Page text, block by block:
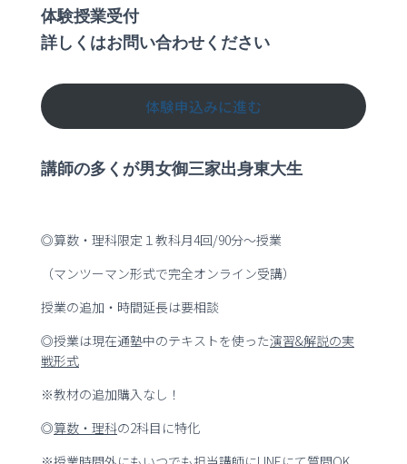
体験授業受付
詳しくはお問い合わせください
体験申込みに進む
講師の多くが男女御三家出身東大生
◎算数・理科限定１教科月4回/90分～授業
（マンツーマン形式で完全オンライン受講）
授業の追加・時間延長は要相談
◎授業は現在通塾中のテキストを使った演習&解説の実
戦形式
※教材の追加購入なし！
◎算数・理科の2科目に特化